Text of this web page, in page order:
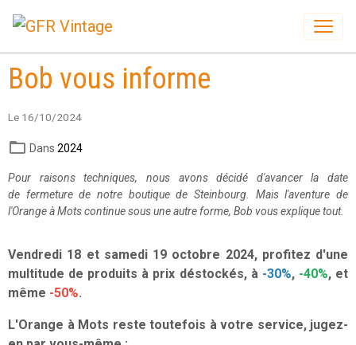
Bob vous informe
Le 16/10/2024
Dans 2024
Pour raisons techniques, nous avons décidé d'avancer la date
de fermeture de notre boutique de Steinbourg. Mais l'aventure de
l'Orange à Mots continue sous une autre forme, Bob vous explique tout.
Vendredi 18 et samedi 19 octobre 2024, profitez d'une
multitude de produits à prix déstockés, à -30%, -40%, et
même -50%.
L'Orange à Mots reste toutefois à votre service, jugez-